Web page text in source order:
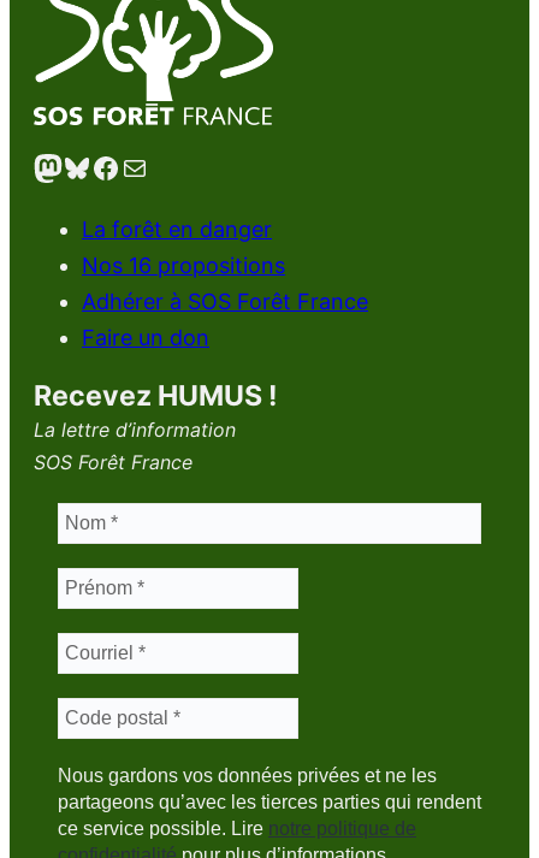
Mastodon Bluesky Facebook E-mail
La forêt en danger
Nos 16 propositions
Adhérer à SOS Forêt France
Faire un don
Recevez HUMUS !
La lettre d’information
SOS Forêt France
Nous gardons vos données privées et ne les
partageons qu’avec les tierces parties qui rendent
ce service possible. Lire notre politique de